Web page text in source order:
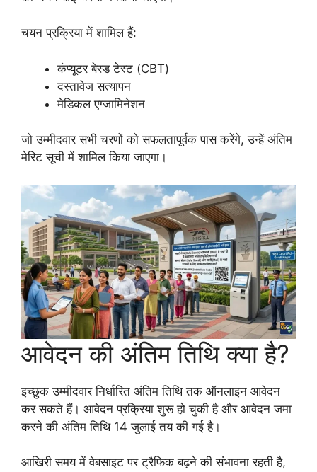
चयन प्रक्रिया में शामिल हैं:
कंप्यूटर बेस्ड टेस्ट (CBT)
दस्तावेज सत्यापन
मेडिकल एग्जामिनेशन
जो उम्मीदवार सभी चरणों को सफलतापूर्वक पास करेंगे, उन्हें अंतिम
मेरिट सूची में शामिल किया जाएगा।
आवेदन की अंतिम तिथि क्या है?
इच्छुक उम्मीदवार निर्धारित अंतिम तिथि तक ऑनलाइन आवेदन
कर सकते हैं। आवेदन प्रक्रिया शुरू हो चुकी है और आवेदन जमा
करने की अंतिम तिथि 14 जुलाई तय की गई है।
आखिरी समय में वेबसाइट पर ट्रैफिक बढ़ने की संभावना रहती है,